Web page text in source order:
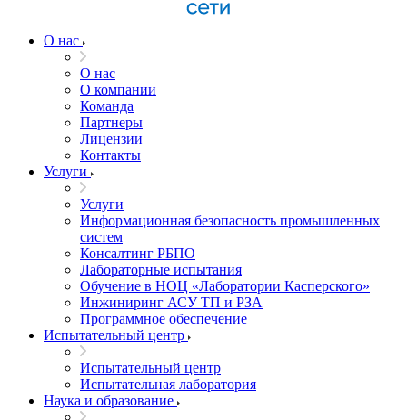
О нас
О нас
О компании
Команда
Партнеры
Лицензии
Контакты
Услуги
Услуги
Информационная безопасность промышленных
систем
Консалтинг РБПО
Лабораторные испытания
Обучение в НОЦ «Лаборатории Касперского»
Инжиниринг АСУ ТП и РЗА
Программное обеспечение
Испытательный центр
Испытательный центр
Испытательная лаборатория
Наука и образование